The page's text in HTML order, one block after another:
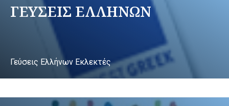
ΓΕΥΣΕΙΣ ΕΛΛΗΝΩΝ
Γεύσεις Ελλήνων Εκλεκτές